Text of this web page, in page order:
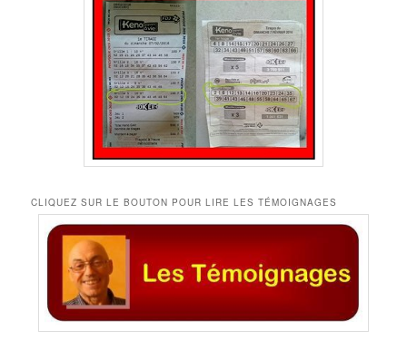
CLIQUEZ SUR LE BOUTON POUR LIRE LES TÉMOIGNAGES